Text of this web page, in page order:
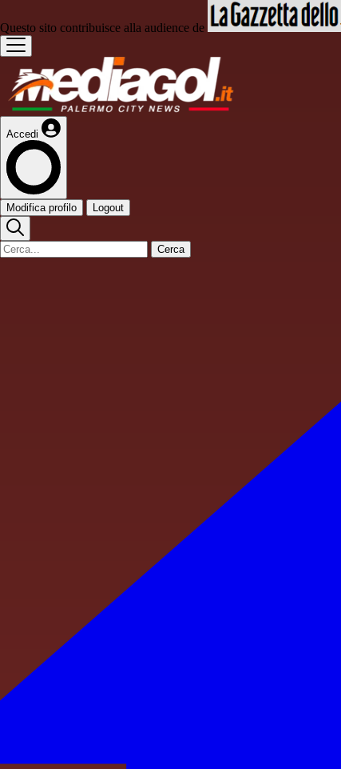
Questo sito contribuisce alla audience de
Accedi
Modifica profilo Logout
Cerca